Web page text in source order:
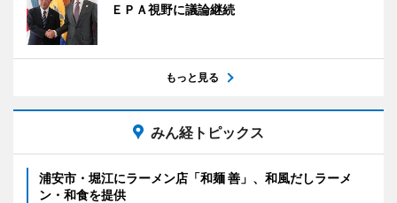
ＥＰＡ視野に議論継続
もっと見る
みん経トピックス
浦安市・堀江にラーメン店「和麺 善」、和風だしラーメ
ン・和食を提供